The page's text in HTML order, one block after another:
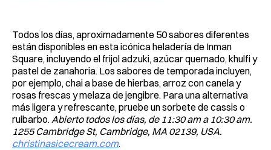
Todos los días, aproximadamente 50 sabores diferentes
están disponibles en esta icónica heladería de Inman
Square, incluyendo el frijol adzuki, azúcar quemado, khulfi y
pastel de zanahoria. Los sabores de temporada incluyen,
por ejemplo, chai a base de hierbas, arroz con canela y
rosas frescas y melaza de jengibre. Para una alternativa
más ligera y refrescante, pruebe un sorbete de cassis o
ruibarbo. Abierto todos los días, de 11:30 am a 10:30 am.
1255 Cambridge St, Cambridge, MA 02139, USA.
christinasicecream.com.